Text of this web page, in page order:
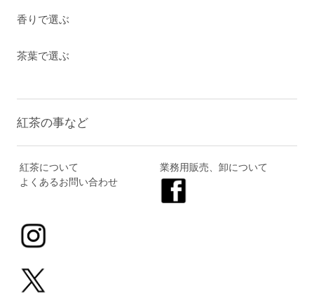
香りで選ぶ
茶葉で選ぶ
紅茶の事など
紅茶について
業務用販売、卸について
よくあるお問い合わせ